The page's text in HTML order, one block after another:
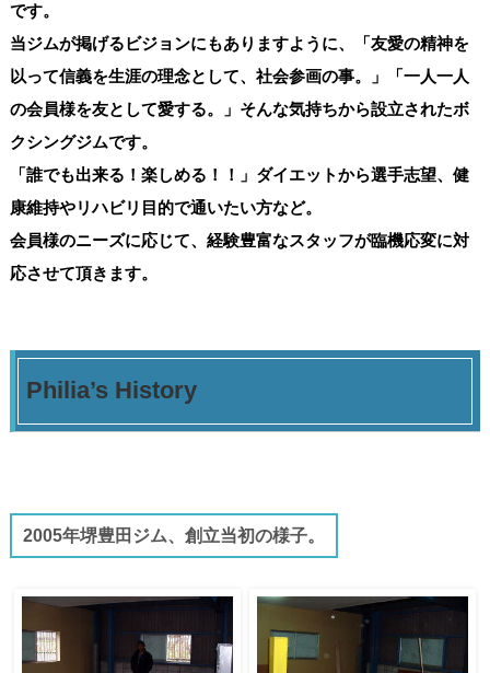
です。
当ジムが掲げるビジョンにもありますように、「友愛の精神を
以って信義を生涯の理念として、社会参画の事。」「一人一人
の会員様を友として愛する。」そんな気持ちから設立されたボ
クシングジムです。
「誰でも出来る！楽しめる！！」ダイエットから選手志望、健
康維持やリハビリ目的で通いたい方など。
会員様のニーズに応じて、経験豊富なスタッフが臨機応変に対
応させて頂きます。
Philia’s History
2005年堺豊田ジム、創立当初の様子。